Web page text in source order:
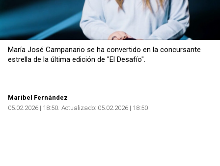
María José Campanario se ha convertido en la concursante
estrella de la última edición de "El Desafío".
Maribel Fernández
05.02.2026 | 18:50 Actualizado: 05.02.2026 | 18:50